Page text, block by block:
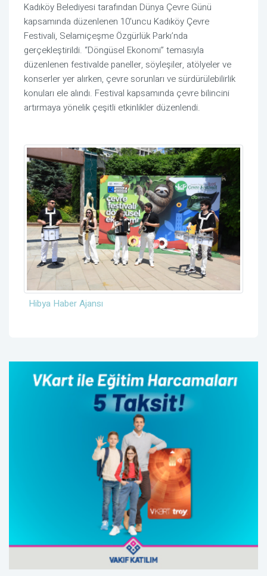
Kadıköy Belediyesi tarafından Dünya Çevre Günü
kapsamında düzenlenen 10'uncu Kadıköy Çevre
Festivali, Selamiçeşme Özgürlük Parkı’nda
gerçekleştirildi. “Döngüsel Ekonomi” temasıyla
düzenlenen festivalde paneller, söyleşiler, atölyeler ve
konserler yer alırken, çevre sorunları ve sürdürülebilirlik
konuları ele alındı. Festival kapsamında çevre bilincini
artırmaya yönelik çeşitli etkinlikler düzenlendi.
Hibya Haber Ajansı